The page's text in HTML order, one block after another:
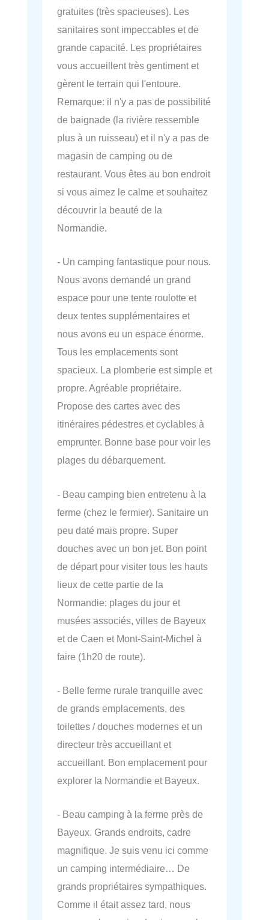
gratuites (très spacieuses). Les
sanitaires sont impeccables et de
grande capacité. Les propriétaires
vous accueillent très gentiment et
gèrent le terrain qui l'entoure.
Remarque: il n'y a pas de possibilité
de baignade (la rivière ressemble
plus à un ruisseau) et il n'y a pas de
magasin de camping ou de
restaurant. Vous êtes au bon endroit
si vous aimez le calme et souhaitez
découvrir la beauté de la
Normandie.
- Un camping fantastique pour nous.
Nous avons demandé un grand
espace pour une tente roulotte et
deux tentes supplémentaires et
nous avons eu un espace énorme.
Tous les emplacements sont
spacieux. La plomberie est simple et
propre. Agréable propriétaire.
Propose des cartes avec des
itinéraires pédestres et cyclables à
emprunter. Bonne base pour voir les
plages du débarquement.
- Beau camping bien entretenu à la
ferme (chez le fermier). Sanitaire un
peu daté mais propre. Super
douches avec un bon jet. Bon point
de départ pour visiter tous les hauts
lieux de cette partie de la
Normandie: plages du jour et
musées associés, villes de Bayeux
et de Caen et Mont-Saint-Michel à
faire (1h20 de route).
- Belle ferme rurale tranquille avec
de grands emplacements, des
toilettes / douches modernes et un
directeur très accueillant et
accueillant. Bon emplacement pour
explorer la Normandie et Bayeux.
- Beau camping à la ferme près de
Bayeux. Grands endroits, cadre
magnifique. Je suis venu ici comme
un camping intermédiaire… De
grands propriétaires sympathiques.
Comme il était assez tard, nous